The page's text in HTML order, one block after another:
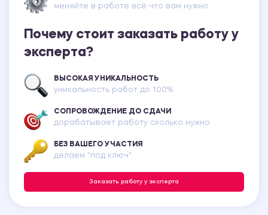
меняйте в работе всё что вам нужно
Почему стоит заказать работу у
эксперта?
ВЫСОКАЯ УНИКАЛЬНОСТЬ
уникальность работ до 100%
СОПРОВОЖДЕНИЕ ДО СДАЧИ
дорабатывает работу сколько нужно
БЕЗ ВАШЕГО УЧАСТИЯ
делаем "под ключ"
Заказать работу у эксперта